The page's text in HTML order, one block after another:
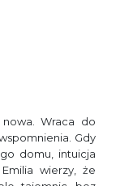
Wraca do
Gdy
domu, intuicja
wierzy, że